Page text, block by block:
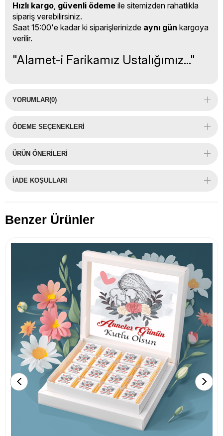
Hızlı kargo, güvenli ödeme ile sitemizden rahatlıkla
sipariş verebilirsiniz.
Saat 15:00'e kadar ki siparişlerinizde aynı gün kargoya
verilir.
"Alamet-i Farikamız Ustalığımız..."
YORUMLAR(0)
ÖDEME SEÇENEKLERI
ÜRÜN ÖNERILERI
İADE KOŞULLARI
Benzer Ürünler